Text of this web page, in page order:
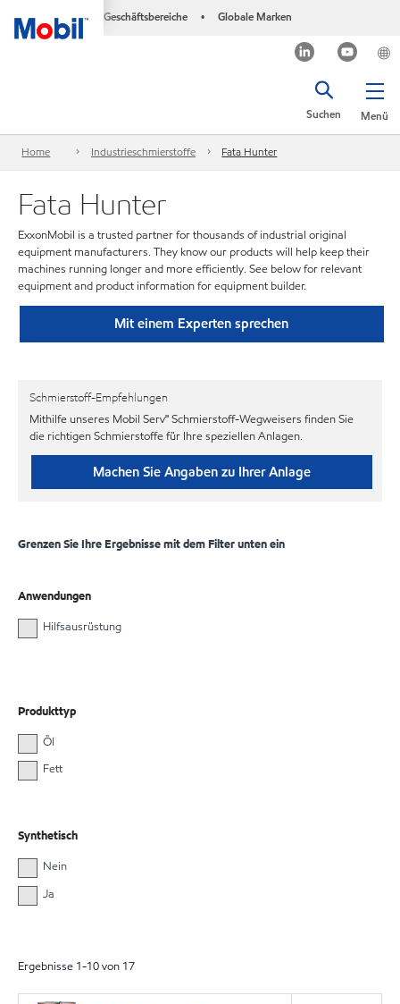
Geschäftsbereiche • Globale Marken
Menü
Suchen
Home Industrieschmierstoffe Fata Hunter
Fata Hunter
ExxonMobil is a trusted partner for thousands of industrial original
equipment manufacturers. They know our products will help keep their
machines running longer and more efficiently. See below for relevant
equipment and product information for equipment builder.
Mit einem Experten sprechen
Schmierstoff-Empfehlungen
Mithilfe unseres Mobil Serv℠ Schmierstoff-Wegweisers finden Sie
die richtigen Schmierstoffe für Ihre speziellen Anlagen.
Machen Sie Angaben zu Ihrer Anlage
Grenzen Sie Ihre Ergebnisse mit dem Filter unten ein
Anwendungen
Hilfsausrüstung
Produkttyp
Öl
Fett
Synthetisch
Nein
Ja
Ergebnisse 1-10von 17